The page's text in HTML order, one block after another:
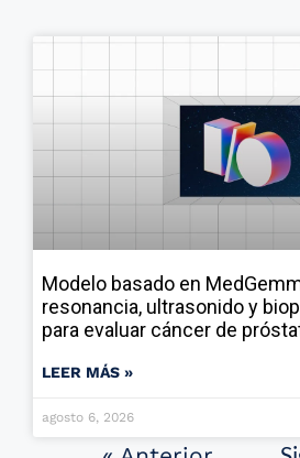
Modelo basado en
resonancia, ultrasonido y
para evaluar cáncer de
LEER MÁS »
agosto 6, 2026